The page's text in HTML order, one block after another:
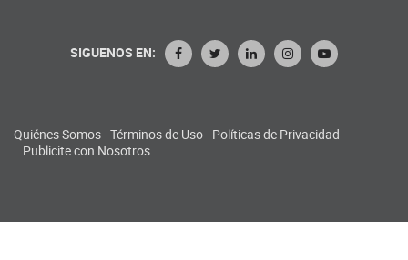
SIGUENOS EN:
Quiénes Somos Términos de Uso Políticas de Privacidad
Publicite con Nosotros